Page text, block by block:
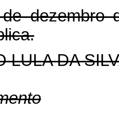
dezembro
LULA DA